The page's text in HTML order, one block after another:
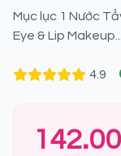
Mục lục 1 Nước
Eye & Lip Makeup...
4.9